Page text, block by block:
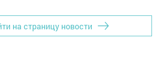
на страницу новости